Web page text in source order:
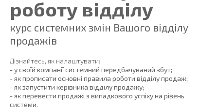
роботу відділу
курс системних змін Вашого відділу
продажів
Дізнайтесь, як налаштувати:
- у своїй компанії системний передбачуваний збут;
- як прописати основні правила роботи відділу продаж;
- як запустити керівника відділу продажу;
- як перевести продажі з випадкового успіху на рівень
системи.